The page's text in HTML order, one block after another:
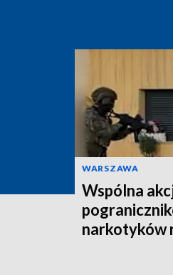
WARSZAWA
Wspólna
narkotyków